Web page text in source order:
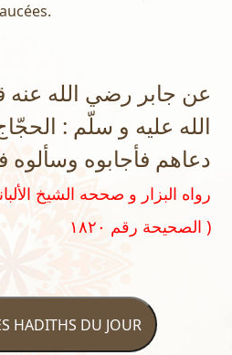
عن جابر رضي الله عنه
الله عليه و سلّم :
دعاهم فأجابوه وسألوه
الصحيحة رقم ١٨٢٠ )
HADITHS DU JOUR